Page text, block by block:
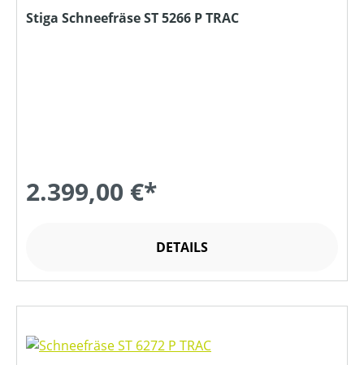
Stiga Schneefräse ST 5266 P TRAC
2.399,00 €*
DETAILS